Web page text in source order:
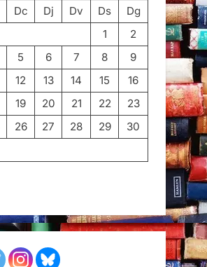
Dc Dj Dv Ds
Dg
1
2
5 6 7 8
9
12 13 14 15
16
19 20 21 22
23
26 27 28 29
30